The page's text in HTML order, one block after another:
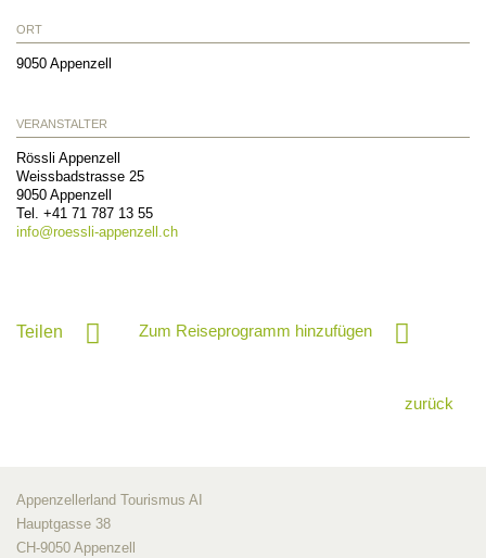
ORT
9050 Appenzell
VERANSTALTER
Rössli Appenzell
Weissbadstrasse 25
9050 Appenzell
Tel. +41 71 787 13 55
info@roessli-appenzell.ch
Teilen Zum Reiseprogramm hinzufügen
zurück
Appenzellerland Tourismus AI
Hauptgasse 38
CH-9050 Appenzell